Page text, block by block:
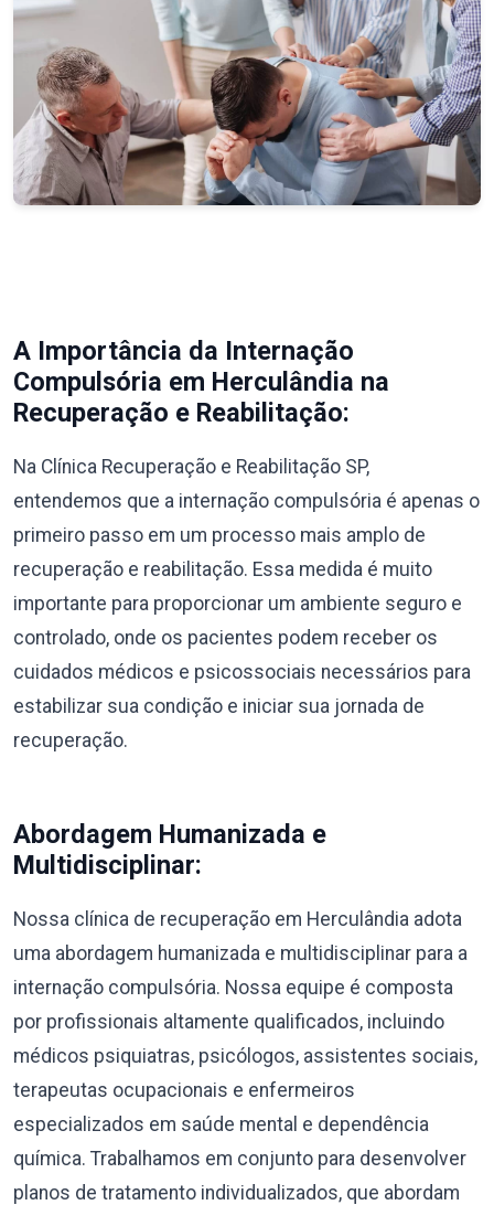
A Importância da Internação
Compulsória em Herculândia na
Recuperação e Reabilitação:
Na Clínica Recuperação e Reabilitação SP,
entendemos que a internação compulsória é apenas o
primeiro passo em um processo mais amplo de
recuperação e reabilitação. Essa medida é muito
importante para proporcionar um ambiente seguro e
controlado, onde os pacientes podem receber os
cuidados médicos e psicossociais necessários para
estabilizar sua condição e iniciar sua jornada de
recuperação.
Abordagem Humanizada e
Multidisciplinar:
Nossa clínica de recuperação em Herculândia adota
uma abordagem humanizada e multidisciplinar para a
internação compulsória. Nossa equipe é composta
por profissionais altamente qualificados, incluindo
médicos psiquiatras, psicólogos, assistentes sociais,
terapeutas ocupacionais e enfermeiros
especializados em saúde mental e dependência
química. Trabalhamos em conjunto para desenvolver
planos de tratamento individualizados, que abordam